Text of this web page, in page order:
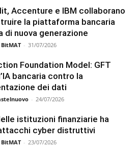
Accenture e IBM collaborano
la piattaforma bancaria
di nuova generazione
- 31/07/2026
Foundation Model: GFT
bancaria contro la
dei dati
- 24/07/2026
istituzioni finanziarie ha
cyber distruttivi
- 23/07/2026